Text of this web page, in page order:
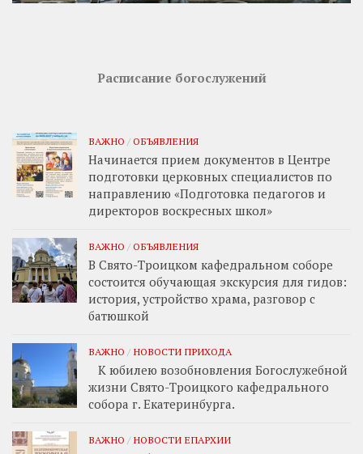
Расписание богослужений
ВАЖНО / ОБЪЯВЛЕНИЯ
Начинается прием документов в Центре
подготовки церковных специалистов по
направлению «Подготовка педагогов и
директоров воскресных школ»
ВАЖНО / ОБЪЯВЛЕНИЯ
В Свято-Троицком кафедральном соборе
состоится обучающая экскурсия для гидов:
история, устройство храма, разговор с
батюшкой
ВАЖНО / НОВОСТИ ПРИХОДА
К юбилею возобновления Богослужебной
жизни Свято-Троицкого кафедрального
собора г. Екатеринбурга.
ВАЖНО / НОВОСТИ ЕПАРХИИ